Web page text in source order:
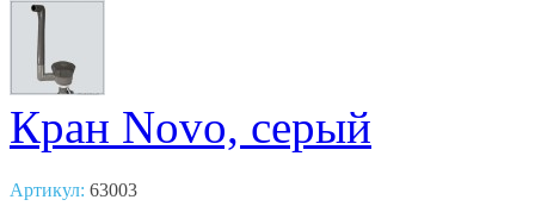
Кран Novo, серый
Артикул: 63003